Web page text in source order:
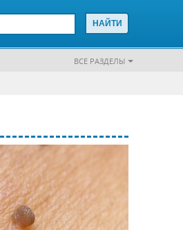
ВСЕ РАЗДЕЛЫ